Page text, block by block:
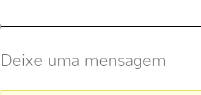
Deixe uma mensagem